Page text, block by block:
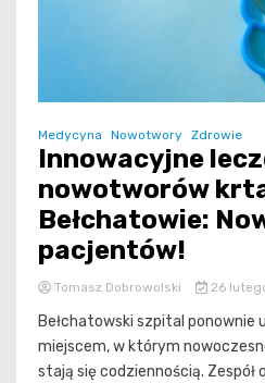
Medycyna Nowotwory Zdrowie
Innowacyjne
nowotworów
Bełchatowie:
pacjentów!
Tomasz Dobrowolski 26
Bełchatowski szpital ponownie
miejscem, w którym
stają się codziennością.